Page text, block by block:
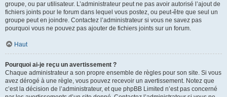
groupe, ou par utilisateur. L’administrateur peut ne pas avoir autorisé l’ajout de
fichiers joints pour le forum dans lequel vous postez, ou peut-être que seul un
groupe peut en joindre. Contactez l’administrateur si vous ne savez pas
pourquoi vous ne pouvez pas ajouter de fichiers joints sur un forum.
Haut
Pourquoi ai-je reçu un avertissement ?
Chaque administrateur a son propre ensemble de règles pour son site. Si vous
avez dérogé à une règle, vous pouvez recevoir un avertissement. Notez que
c’est la décision de l’administrateur, et que phpBB Limited n’est pas concerné